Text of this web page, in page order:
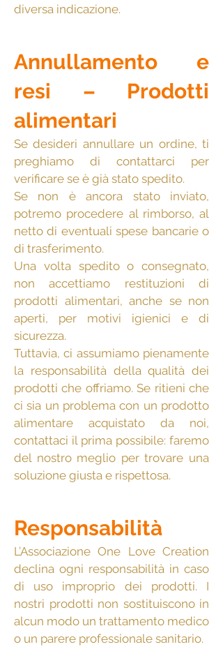
diversa indicazione.
Annullamento e
resi – Prodotti
alimentari
Se desideri annullare un ordine, ti
preghiamo di contattarci per
verificare se è già stato spedito.
Se non è ancora stato inviato,
potremo procedere al rimborso, al
netto di eventuali spese bancarie o
di trasferimento.
Una volta spedito o consegnato,
non accettiamo restituzioni di
prodotti alimentari, anche se non
aperti, per motivi igienici e di
sicurezza.
Tuttavia, ci assumiamo pienamente
la responsabilità della qualità dei
prodotti che offriamo. Se ritieni che
ci sia un problema con un prodotto
alimentare acquistato da noi,
contattaci il prima possibile: faremo
del nostro meglio per trovare una
soluzione giusta e rispettosa.
Responsabilità
L’Associazione One Love Creation
declina ogni responsabilità in caso
di uso improprio dei prodotti. I
nostri prodotti non sostituiscono in
alcun modo un trattamento medico
o un parere professionale sanitario.